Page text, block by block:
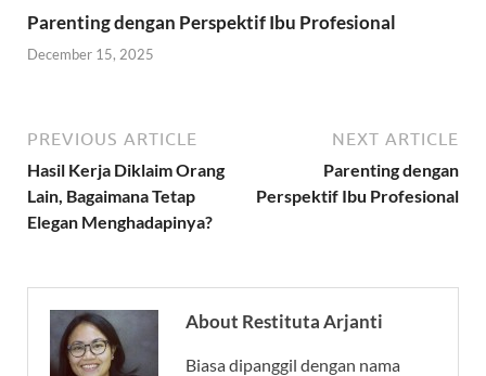
Parenting dengan Perspektif Ibu Profesional
December 15, 2025
PREVIOUS ARTICLE
Hasil Kerja Diklaim Orang
Lain, Bagaimana Tetap
Elegan Menghadapinya?
NEXT ARTICLE
Parenting dengan
Perspektif Ibu Profesional
About Restituta Arjanti
Biasa dipanggil dengan nama